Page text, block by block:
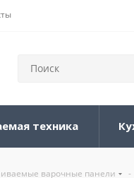
техника
варочные панели -